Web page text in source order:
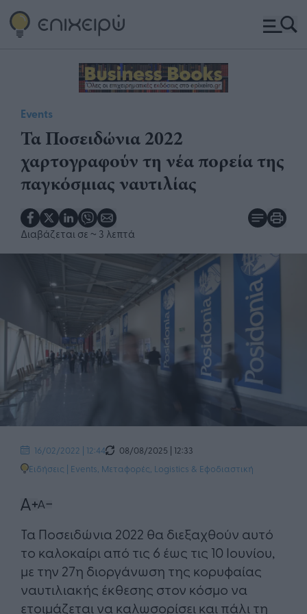
Events
​Τα Ποσειδώνια 2022
χαρτογραφούν τη νέα πορεία της
παγκόσμιας ναυτιλίας
Διαβάζεται σε ~ 3 λεπτά
16/02/2022 | 12:44
08/08/2025 | 12:33
Ειδήσεις | Events Μεταφορές, Logistics & Εφοδιαστική
Τα Ποσειδώνια 2022 θα διεξαχθούν αυτό
το καλοκαίρι από τις 6 έως τις 10 Ιουνίου,
με την 27η διοργάνωση της κορυφαίας
ναυτιλιακής έκθεσης στον κόσμο να
ετοιμάζεται να καλωσορίσει και πάλι τη